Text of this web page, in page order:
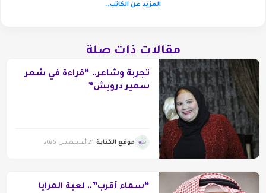
المزيد عن الكاتب..
مقالات ذات صلة
تجربة وشاعر.. “قراءة في شعر
سمير درويش”
موقع الكتابة 21 أغسطس 2025
“سماء أقرب”.. لعبة المرايا